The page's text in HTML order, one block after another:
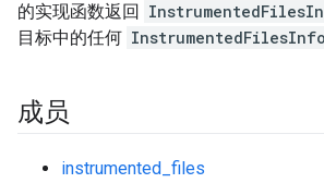
的实现函数返回
目标中的任何 InstrumentedFilesInfo
成员
instrumented_files